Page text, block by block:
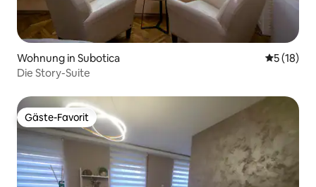
Wohnung in Subotica
5 (18)
Die Story-Suite
Gäste-Favorit
Gäste-Favorit